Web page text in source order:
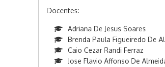
Docentes:
Adriana De Jesus Soares
Brenda Paula Figueiredo De
Caio Cezar Randi Ferraz
Jose Flavio Affonso De